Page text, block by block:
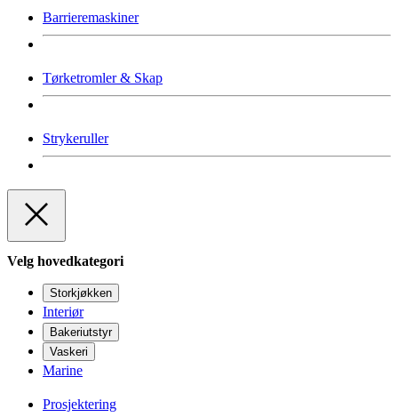
Barrieremaskiner
Tørketromler & Skap
Strykeruller
Velg hovedkategori
Storkjøkken
Interiør
Bakeriutstyr
Vaskeri
Marine
Prosjektering